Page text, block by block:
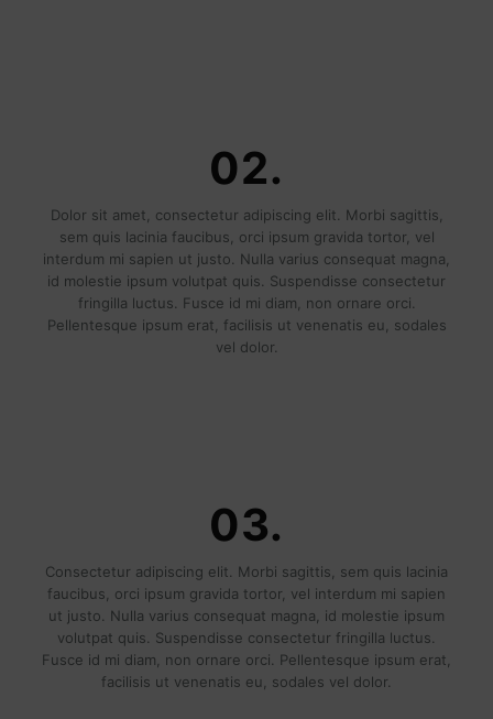
02.
Dolor sit amet, consectetur adipiscing elit. Morbi sagittis,
sem quis lacinia faucibus, orci ipsum gravida tortor, vel
interdum mi sapien ut justo. Nulla varius consequat magna,
id molestie ipsum volutpat quis. Suspendisse consectetur
fringilla luctus. Fusce id mi diam, non ornare orci.
Pellentesque ipsum erat, facilisis ut venenatis eu, sodales
vel dolor.
03.
Consectetur adipiscing elit. Morbi sagittis, sem quis lacinia
faucibus, orci ipsum gravida tortor, vel interdum mi sapien
ut justo. Nulla varius consequat magna, id molestie ipsum
volutpat quis. Suspendisse consectetur fringilla luctus.
Fusce id mi diam, non ornare orci. Pellentesque ipsum erat,
facilisis ut venenatis eu, sodales vel dolor.